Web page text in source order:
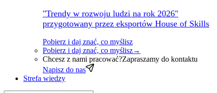
"Trendy w rozwoju ludzi na rok 2026"
przygotowany przez eksportów House of Skills
Pobierz i daj znać, co myślisz
Pobierz i daj znać, co myślisz→
Chcesz z nami pracować?Zapraszamy do kontaktu
Napisz do nas
Strefa wiedzy